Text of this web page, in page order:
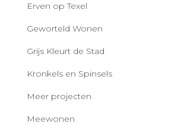
Erven op Texel
Geworteld Wonen
Grijs Kleurt de Stad
Kronkels en Spinsels
Meer projecten
Meewonen